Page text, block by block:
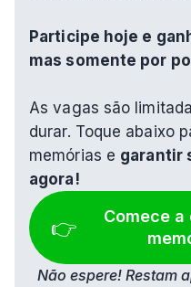
Participe hoje e
mas somente por
As vagas são
durar. Toque abaixo
memórias e garantir
agora!
👉
Comece
Não espere! Restam